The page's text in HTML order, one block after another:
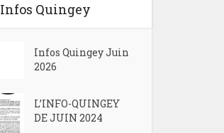
Infos Quingey
Infos Quingey Juin
2026
L’INFO-QUINGEY
DE JUIN 2024